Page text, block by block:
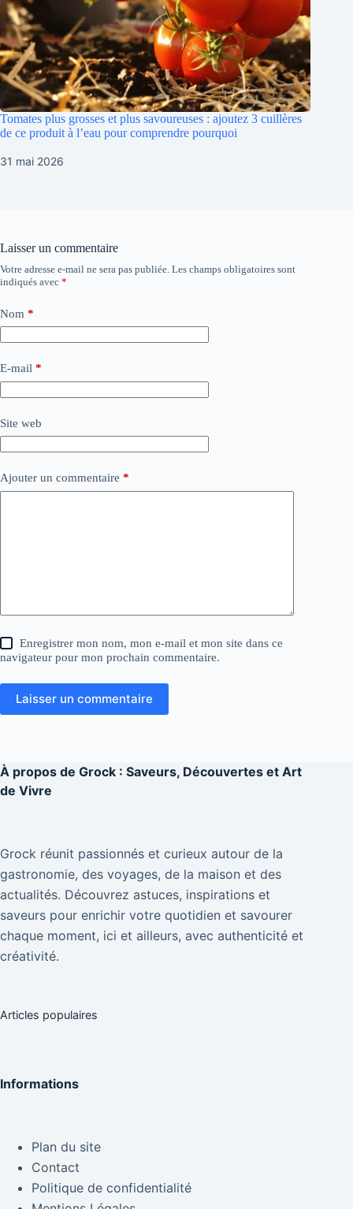
Tomates plus grosses et plus savoureuses : ajoutez 3 cuillères
de ce produit à l’eau pour comprendre pourquoi
31 mai 2026
Laisser un commentaire
Votre adresse e-mail ne sera pas publiée. Les champs obligatoires sont
indiqués avec *
Nom *
E-mail *
Site web
Ajouter un commentaire *
Enregistrer mon nom, mon e-mail et mon site dans ce
navigateur pour mon prochain commentaire.
Laisser un commentaire
À propos de Grock : Saveurs, Découvertes et Art
de Vivre
Grock réunit passionnés et curieux autour de la
gastronomie, des voyages, de la maison et des
actualités. Découvrez astuces, inspirations et
saveurs pour enrichir votre quotidien et savourer
chaque moment, ici et ailleurs, avec authenticité et
créativité.
Articles populaires
Informations
Plan du site
Contact
Politique de confidentialité